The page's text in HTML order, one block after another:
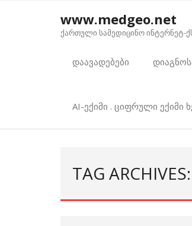
www.medgeo.net
ქართული სამედიცინო ინტერნეტ-
დაავადებები
AI-ექიმი . ციფრული
TAG